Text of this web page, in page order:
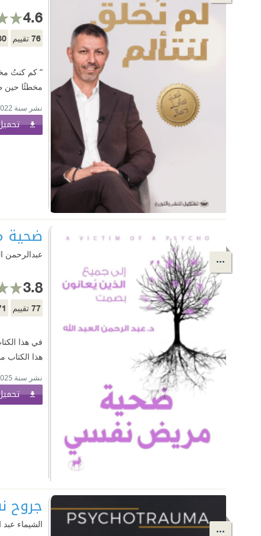
4.6
76 تقييم
” كم كنتُ
مخطئًا حين
نشر سنة 2022
عبدالرحمن
3.8
77 تقييم
في هذا
هذا
نشر سنة 2025
جروح
الشيماء عبد